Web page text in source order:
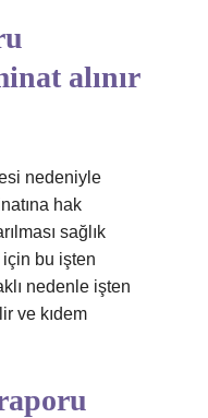
alınır
nedeniyle
hak
sağlık
için bu işten
nedenle işten
ve kıdem